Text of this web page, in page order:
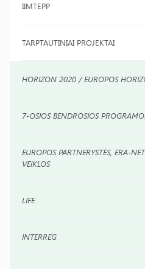
IIMTEPP
TARPTAUTINIAI PROJEKTAI
HORIZON 2020 / EUROPOS
7-OSIOS BENDROSIOS
EUROPOS PARTNERYSTĖS, ERA-
VEIKLOS
LIFE
INTERREG